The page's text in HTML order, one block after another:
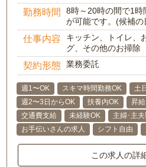
勤務時間
8時～20時の間で1時
が可能です。(候補の
仕事内容
キッチン、トイレ、
グ、その他のお掃除
契約形態 業務委託
週1〜OK スキマ時間勤務OK
土
週2〜3日からOK
扶養内OK 昇
交通費支給
未経験OK 主婦･主
お手伝いさんの求人
シフト自由
この求人の詳